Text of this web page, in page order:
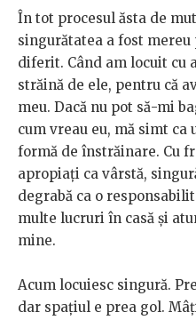
În tot procesul ăsta de
singurătatea a fost mereu
diferit. Când am locuit cu
străină de ele, pentru că
meu. Dacă nu pot să-mi
cum vreau eu, mă simt ca
formă de înstrăinare. Cu
apropiați ca vârstă,
degrabă ca o
multe lucruri în casă și
mine.
Acum locuiesc singură.
dar spațiul e prea gol.